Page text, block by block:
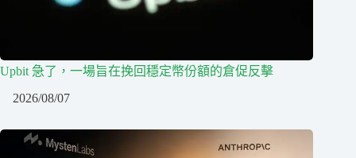
Upbit 急了，一場旨在挽回穩定幣份額的倉促反擊
2026/08/07